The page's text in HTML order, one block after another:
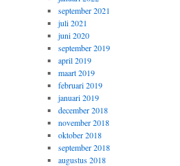
september 2021
juli 2021
juni 2020
september 2019
april 2019
maart 2019
februari 2019
januari 2019
december 2018
november 2018
oktober 2018
september 2018
augustus 2018